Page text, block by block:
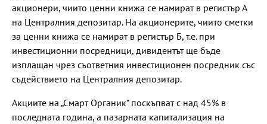
акционери, чиито ценни книжа се намират в регистър А
на Централния депозитар. На акционерите, чиито сметки
за ценни книжа се намират в регистър Б, т.е. при
инвестиционни посредници, дивидентът ще бъде
изплащан чрез съответния инвестиционен посредник със
съдействието на Централния депозитар.
Акциите на „Смарт Органик“ поскъпват с над 45% в
последната година, а пазарната капитализация на